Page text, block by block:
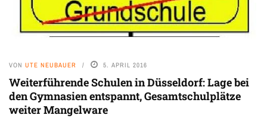
VON UTE NEUBAUER 5. APRIL 2016
Weiterführende Schulen in Düsseldorf: Lage bei
den Gymnasien entspannt, Gesamtschulplätze
weiter Mangelware